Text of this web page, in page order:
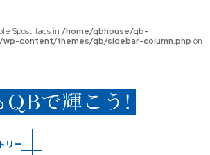
$post_tags in /home/qbhouse/qb-
content/themes/qb/sidebar-column.php on
リー